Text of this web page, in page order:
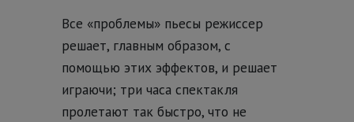
Все «проблемы» пьесы режиссер
решает, главным образом, с
помощью этих эффектов, и решает
играючи; три часа спектакля
пролетают так быстро, что не